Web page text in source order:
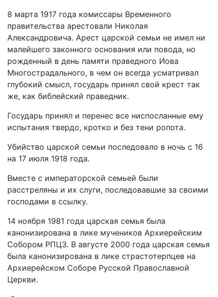
8 марта 1917 года комиссары Временного
правительства арестовали Николая
Александровича. Арест царской семьи не имел ни
малейшего законного основания или повода, но
рожденный в день памяти праведного Иова
Многострадального, в чем он всегда усматривал
глубокий смысл, государь принял свой крест так
же, как библейский праведник.
Государь принял и перенес все ниспосланные ему
испытания твердо, кротко и без тени ропота.
Убийство царской семьи последовало в ночь с 16
на 17 июля 1918 года.
Вместе с императорской семьей были
расстреляны и их слуги, последовавшие за своими
господами в ссылку.
14 ноября 1981 года царская семья была
канонизирована в лике мучеников Архиерейским
Собором РПЦЗ. В августе 2000 года царская семья
была канонизирована в лике страстотерпцев на
Архиерейском Соборе Русской Православной
Церкви.